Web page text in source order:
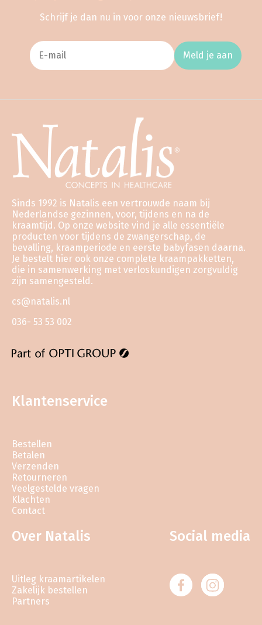
Schrijf je dan nu in voor onze nieuwsbrief!
Meld je aan
Sinds 1992 is Natalis een vertrouwde naam bij
Nederlandse gezinnen, voor, tijdens en na de
kraamtijd. Op onze website vind je alle essentiële
producten voor tijdens de zwangerschap, de
bevalling, kraamperiode en eerste babyfasen daarna.
Je bestelt hier ook onze complete kraampakketten,
die in samenwerking met verloskundigen zorgvuldig
zijn samengesteld.
cs@natalis.nl
036- 53 53 002
Klantenservice
Bestellen
Betalen
Verzenden
Retourneren
Veelgestelde vragen
Klachten
Contact
Over Natalis
Uitleg kraamartikelen
Zakelijk bestellen
Partners
Social media